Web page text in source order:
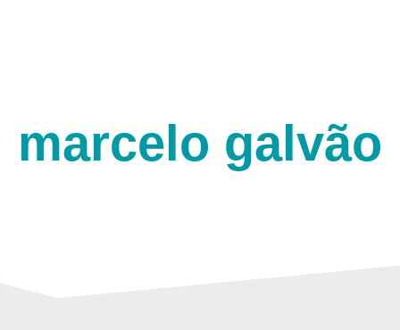
marcelo galvão